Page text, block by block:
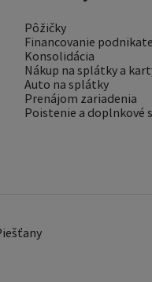
Pôžičky
Financovanie
Konsolidácia
Nákup na splátky a
Auto na splátky
Prenájom zariadenia
Poistenie a doplnkové